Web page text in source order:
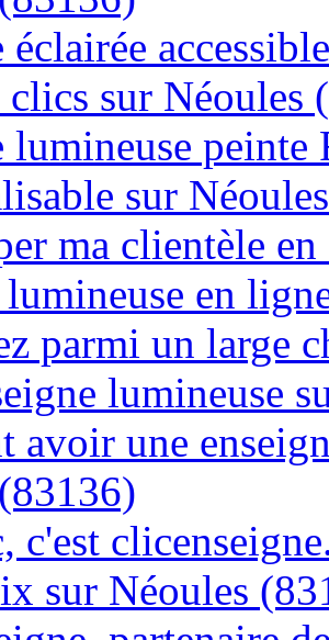
éclairée
clics sur Néoules
lumineuse
sur
ma clientèle
lumineuse en
parmi un large
lumineuse
avoir une
c'est
sur Néoules